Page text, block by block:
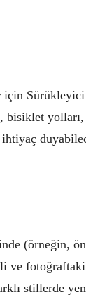
ihtiyaç
(örneğin,
ve
stillerde